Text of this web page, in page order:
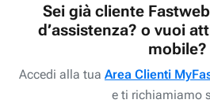
Sei già cliente
d’assistenza? o vuoi
mobile?
Accedi alla tua Area Clienti
e ti richiamiamo